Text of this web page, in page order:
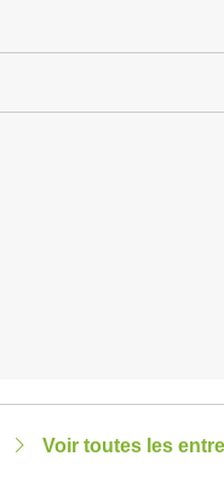
Voir toutes les